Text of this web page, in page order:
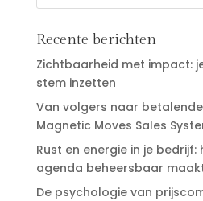
Recente berichten
Zichtbaarheid met impact:
stem inzetten
Van volgers naar
Magnetic Moves Sales
Rust en energie in je bedrijf:
agenda beheersbaar
De psychologie van